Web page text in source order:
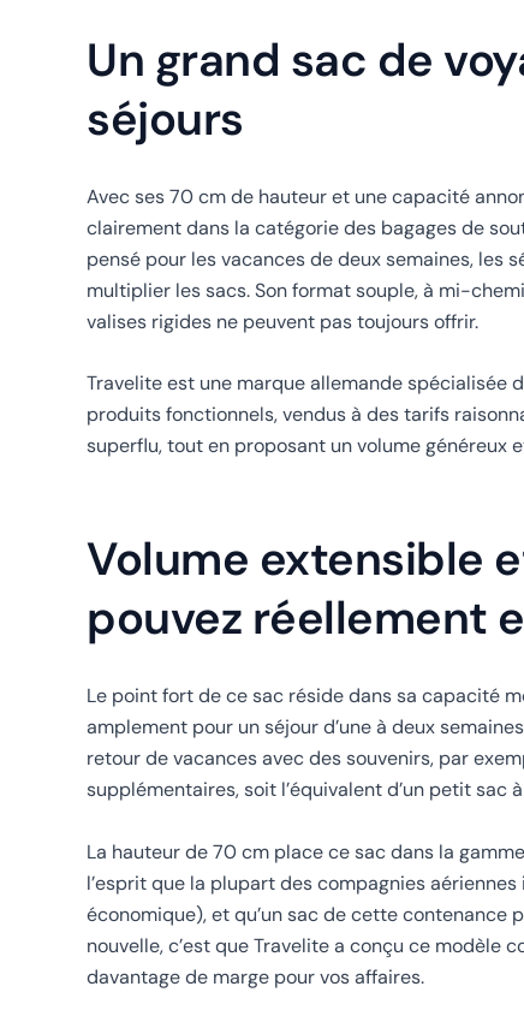
Un grand sac de
séjours
Avec ses 70 cm de hauteur et une capacité
clairement dans la catégorie des bagages de
pensé pour les vacances de deux semaines, les
multiplier les sacs. Son format souple, à mi-
valises rigides ne peuvent pas toujours offrir.
Travelite est une marque allemande spécialisée
produits fonctionnels, vendus à des tarifs
superflu, tout en proposant un volume généreux
Volume extensible
pouvez réellement
Le point fort de ce sac réside dans sa capacité
amplement pour un séjour d’une à deux
retour de vacances avec des souvenirs, par
supplémentaires, soit l’équivalent d’un petit
La hauteur de 70 cm place ce sac dans la
l’esprit que la plupart des compagnies
économique), et qu’un sac de cette contenance
nouvelle, c’est que Travelite a conçu ce modèle
davantage de marge pour vos affaires.